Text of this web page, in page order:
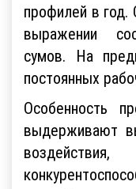
профилей в
выражении
сумов. На
постоянных
Особенность
выдерживают